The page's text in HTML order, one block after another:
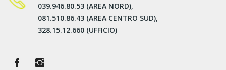
039.946.80.53 (AREA NORD),
081.510.86.43 (AREA CENTRO SUD),
328.15.12.660 (UFFICIO)